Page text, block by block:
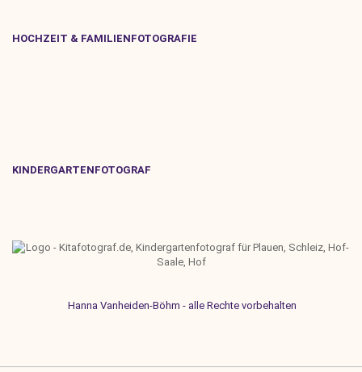
HOCHZEIT & FAMILIENFOTOGRAFIE
KINDERGARTENFOTOGRAF
Hanna Vanheiden-Böhm - alle Rechte vorbehalten